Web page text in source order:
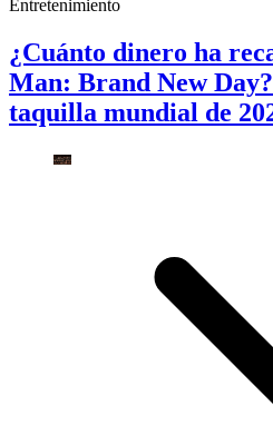
Entretenimiento
¿Cuánto dinero ha
Man: Brand New
taquilla mundial de